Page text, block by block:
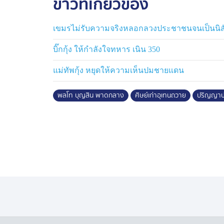
เขมรไม่รับความจริงหลอกลวงประชาชนจนเป็นนิ
บิ๊กกุ้ง ให้กำลังใจทหาร เนิน 350
แม่ทัพกุ้ง หยุดให้ความเห็นปมชายแดน
พลโท บุญสิน พาดกลาง ศิษย์เก่าอุเทนถวาย ปริญญา